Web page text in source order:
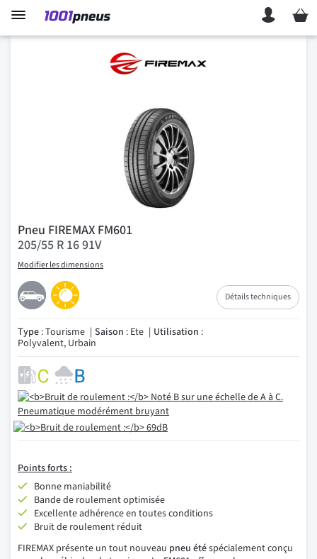
Mon
Pneu FIREMAX FM601
205/55 R 16 91V
Modifier les dimensions
Détails techniques
Type : Tourisme Saison : Ete Utilisation :
Polyvalent, Urbain
Points forts :
Bonne maniabilité
Bande de roulement optimisée
Excellente adhérence en toutes conditions
Bruit de roulement réduit
FIREMAX présente un tout nouveau pneu étéspécialement conçu